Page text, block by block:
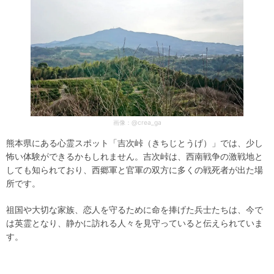
画像：@crea_ga
熊本県にある心霊スポット「吉次峠（きちじとうげ）」では、少し
怖い体験ができるかもしれません。吉次峠は、西南戦争の激戦地と
しても知られており、西郷軍と官軍の双方に多くの戦死者が出た場
所です。
祖国や大切な家族、恋人を守るために命を捧げた兵士たちは、今で
は英霊となり、静かに訪れる人々を見守っていると伝えられていま
す。